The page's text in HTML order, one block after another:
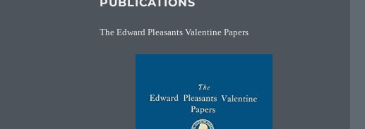
The Edward Pleasants Valentine Papers